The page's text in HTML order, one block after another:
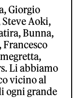
Giorgio
Aoki,
Bunna,
Li abbiamo
vicino al
ogni grande